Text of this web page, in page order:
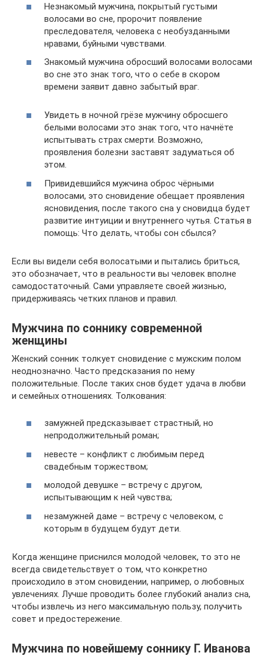
Незнакомый мужчина, покрытый густыми
волосами во сне, пророчит появление
преследователя, человека с необузданными
нравами, буйными чувствами.
Знакомый мужчина обросший волосами волосами
во сне это знак того, что о себе в скором
времени заявит давно забытый враг.
Увидеть в ночной грёзе мужчину обросшего
белыми волосами это знак того, что начнёте
испытывать страх смерти. Возможно,
проявления болезни заставят задуматься об
этом.
Привидевшийся мужчина оброс чёрными
волосами, это сновидение обещает проявления
ясновидения, после такого сна у сновидца будет
развитие интуиции и внутреннего чутья. Статья в
помощь: Что делать, чтобы сон сбылся?
Если вы видели себя волосатыми и пытались бриться,
это обозначает, что в реальности вы человек вполне
самодостаточный. Сами управляете своей жизнью,
придерживаясь четких планов и правил.
Мужчина по соннику современной
женщины
Женский сонник толкует сновидение с мужским полом
неоднозначно. Часто предсказания по нему
положительные. После таких снов будет удача в любви
и семейных отношениях. Толкования:
замужней предсказывает страстный, но
непродолжительный роман;
невесте – конфликт с любимым перед
свадебным торжеством;
молодой девушке – встречу с другом,
испытывающим к ней чувства;
незамужней даме – встречу с человеком, с
которым в будущем будут дети.
Когда женщине приснился молодой человек, то это не
всегда свидетельствует о том, что конкретно
происходило в этом сновидении, например, о любовных
увлечениях. Лучше проводить более глубокий анализ сна,
чтобы извлечь из него максимальную пользу, получить
совет и предостережение.
Мужчина по новейшему соннику Г. Иванова